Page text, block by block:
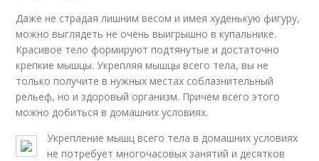
Даже не страдая лишним весом и имея худенькую фигуру,
можно выглядеть не очень выигрышно в купальнике.
Красивое тело формируют подтянутые и достаточно
крепкие мышцы. Укрепляя мышцы всего тела, вы не
только получите в нужных местах соблазнительный
рельеф, но и здоровый организм. Причем всего этого
можно добиться в домашних условиях.
Укрепление мышц всего тела в домашних условиях
не потребует многочасовых занятий и десятков